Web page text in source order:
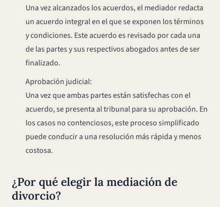
Una vez alcanzados los acuerdos, el mediador redacta
un acuerdo integral en el que se exponen los términos
y condiciones. Este acuerdo es revisado por cada una
de las partes y sus respectivos abogados antes de ser
finalizado.
Aprobación judicial:
Una vez que ambas partes están satisfechas con el
acuerdo, se presenta al tribunal para su aprobación. En
los casos no contenciosos, este proceso simplificado
puede conducir a una resolución más rápida y menos
costosa.
¿Por qué elegir la mediación de
divorcio?